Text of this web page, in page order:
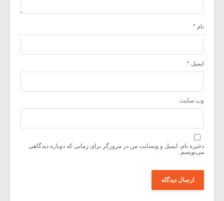
نام *
ایمیل *
وب‌ سایت
ذخیره نام، ایمیل و وبسایت من در مرورگر برای زمانی که دوباره دیدگاهی
می‌نویسم.